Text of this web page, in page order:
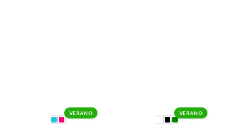
VERANO VERANO